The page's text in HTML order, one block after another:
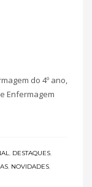
do 4º ano,
Enfermagem
, DESTAQUES,
, NOVIDADES,